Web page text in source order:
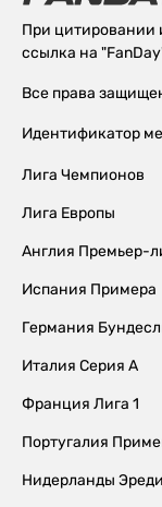
При цитировании
ссылка на
Все права
Идентификатор
Лига Чемпионов
Лига Европы
Англия Премьер-
Испания Примера
Германия
Италия Серия А
Франция Лига 1
Португалия
Нидерланды